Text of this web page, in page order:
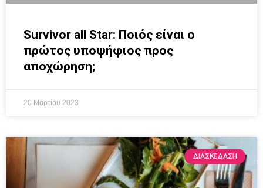
Survivor all Star: Ποιός είναι ο
πρώτος υποψήφιος προς
αποχώρηση;
20 Μαρτίου 2023
ΔΙΑΣΚΕΔΑΣΗ